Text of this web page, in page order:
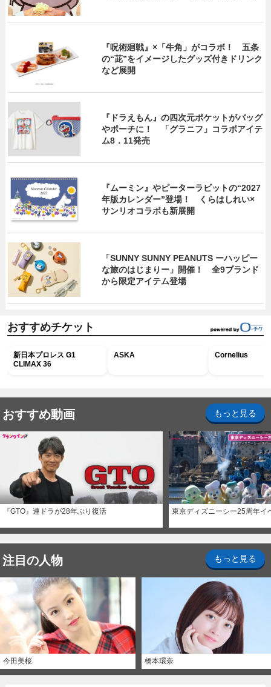
『呪術廻戦』×「牛角」がコラボ！ 五条
の“茈”をイメージしたグッズ付きドリンク
など展開
『ドラえもん』の四次元ポケットがバッグ
やポーチに！ 「グラニフ」コラボアイテ
ム8．11発売
『ムーミン』やピーターラビットの“2027
年版カレンダー”登場！ くらはしれい×
サンリオコラボも新展開
「SUNNY SUNNY PEANUTS ーハッピー
な旅のはじまりー」開催！ 全9ブランド
から限定アイテム登場
おすすめチケット
新日本プロレス G1
CLIMAX 36
ASKA Cornelius
おすすめ動画 もっと見る
『GTO』連ドラが28年ぶり復活 東京ディズニーシー25周年イ
注目の人物 もっと見る
今田美桜 橋本環奈